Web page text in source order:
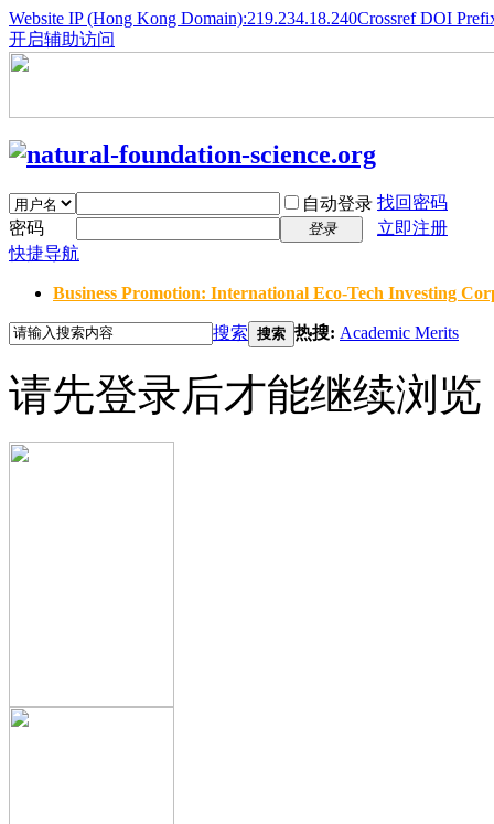
Website IP (Hong Kong Domain):219.234.18.240Crossref DOI
开启辅助访问
自动登录 找回密码
密码
登录
立即注册
快捷导航
Business Promotion: International Eco-Tech Investing
搜索 搜索 热搜: Academic Merits
请先登录后才能继续浏览